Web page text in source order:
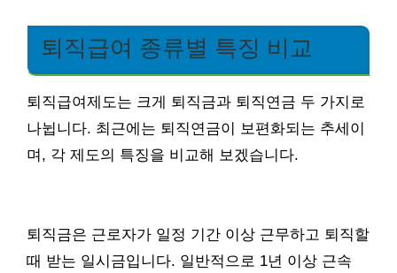
퇴직급여 종류별 특징 비교
퇴직급여제도는 크게 퇴직금과 퇴직연금 두 가지로
나뉩니다. 최근에는 퇴직연금이 보편화되는 추세이
며, 각 제도의 특징을 비교해 보겠습니다.
퇴직금은 근로자가 일정 기간 이상 근무하고 퇴직할
때 받는 일시금입니다. 일반적으로 1년 이상 근속